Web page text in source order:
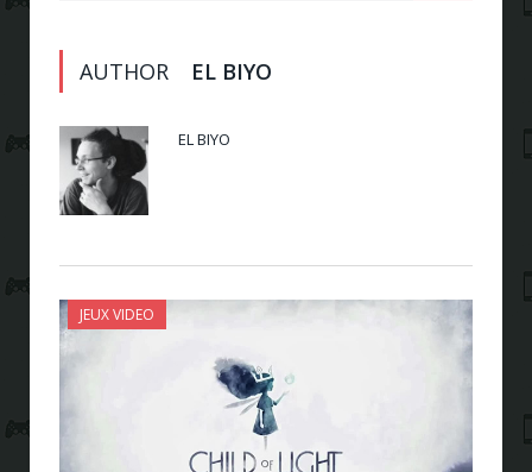
AUTHOR EL BIYO
EL BIYO
JEUX VIDEO